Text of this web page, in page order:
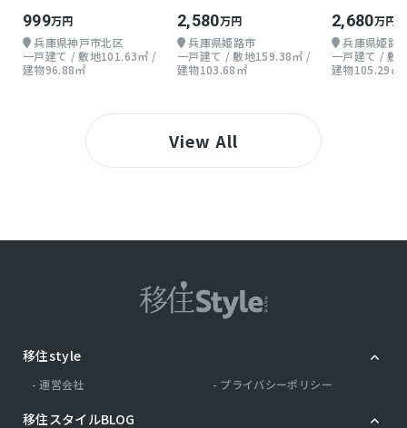
999万円
兵庫県神戸市北区
一戸建て / 敷地101.63㎡ /
建物96.88㎡
2,580万円
兵庫県姫路市
一戸建て / 敷地159.38㎡ /
建物103.68㎡
2,680万円
兵庫県姫路
一戸建て / 敷
建物105.29㎡
View All
移住style
運営会社 プライバシーポリシー
移住スタイルBLOG